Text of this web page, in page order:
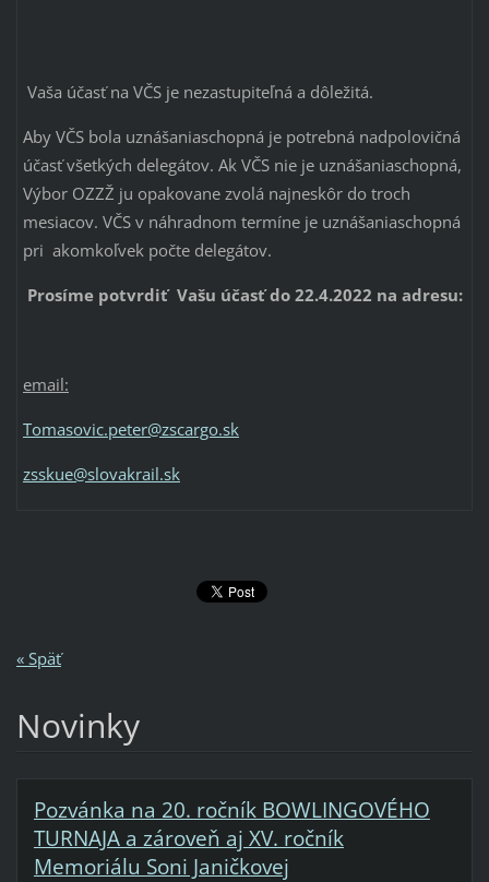
Vaša účasť na VČS je nezastupiteľná a dôležitá.
Aby VČS bola uznášaniaschopná je potrebná nadpolovičná
účasť všetkých delegátov. Ak VČS nie je uznášaniaschopná,
Výbor OZZŽ ju opakovane zvolá najneskôr do troch
mesiacov. VČS v náhradnom termíne je uznášaniaschopná
pri akomkoľvek počte delegátov.
Prosíme potvrdiť Vašu účasť do 22.4.2022 na adresu:
email:
Tomasovic.peter@zscargo.sk
zsskue@slovakrail.sk
« Späť
Novinky
Pozvánka na 20. ročník BOWLINGOVÉHO
TURNAJA a zároveň aj XV. ročník
Memoriálu Soni Janičkovej